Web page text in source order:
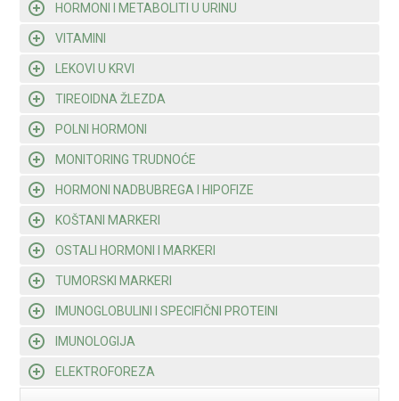
HORMONI I METABOLITI U URINU
VITAMINI
LEKOVI U KRVI
TIREOIDNA ŽLEZDA
POLNI HORMONI
MONITORING TRUDNOĆE
HORMONI NADBUBREGA I HIPOFIZE
KOŠTANI MARKERI
OSTALI HORMONI I MARKERI
TUMORSKI MARKERI
IMUNOGLOBULINI I SPECIFIČNI PROTEINI
IMUNOLOGIJA
ELEKTROFOREZA